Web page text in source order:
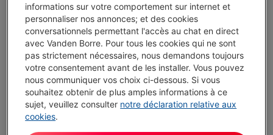
Délai >3 sem.-Voir le stock
€ 9,99
informations sur votre comportement sur internet et
personnaliser nos annonces; et des cookies
conversationnels permettant l'accès au chat en direct
avec Vanden Borre. Pour tous les cookies qui ne sont
pas strictement nécessaires, nous demandons toujours
votre consentement avant de les installer. Vous pouvez
nous communiquer vos choix ci-dessous. Si vous
souhaitez obtenir de plus amples informations à ce
sujet, veuillez consulter notre déclaration relative aux
cookies.